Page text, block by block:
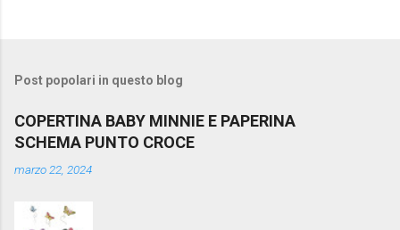
Post popolari in questo blog
COPERTINA BABY MINNIE E PAPERINA
SCHEMA PUNTO CROCE
marzo 22, 2024